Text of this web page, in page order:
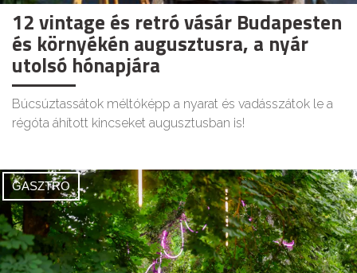
12 vintage és retró vásár Budapesten
és környékén augusztusra, a nyár
utolsó hónapjára
Búcsúztassátok méltóképp a nyarat és vadásszátok le a
régóta áhított kincseket augusztusban is!
GASZTRO